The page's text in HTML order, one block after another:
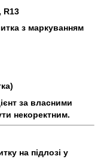
R13
з маркуванням
за власними
некоректним.
на підлозі у